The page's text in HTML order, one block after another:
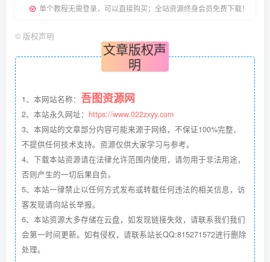
单个教程无需登录，可以直接购买；全站资源终身会员免费下载！
© 版权声明
文章版权声
明
1、本网站名称： 吾图资源网
2、本站永久网址： https://www.022zxyy.com
3、本网站的文章部分内容可能来源于网络，不保证100%完整、
不提供任何技术支持。资源仅供大家学习与参考。
4、下载本站资源请在法律允许范围内使用，请勿用于非法用途，
否则产生的一切后果自负。
5、本站一律禁止以任何方式发布或转载任何违法的相关信息，访
客发现请向站长举报。
6、本站资源大多存储在云盘，如发现链接失效，请联系我们我们
会第一时间更新。如有侵权，请联系站长QQ:815271572进行删除
处理。